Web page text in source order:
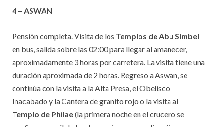
4 – ASWAN
Pensión completa. Visita de los Templos de Abu Simbel
en bus, salida sobre las 02:00 para llegar al amanecer,
aproximadamente 3 horas por carretera. La visita tiene una
duración aproximada de 2 horas. Regreso a Aswan, se
continúa con la visita a la Alta Presa, el Obelisco
Inacabado y la Cantera de granito rojo o la visita al
Templo de Philae(la primera noche en el crucero se